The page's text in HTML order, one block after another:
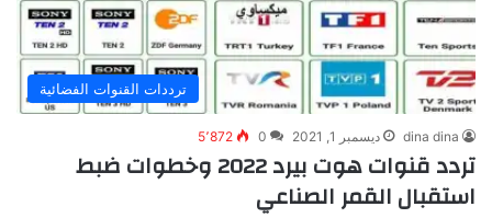
ترددات القنوات الفضائية
dina dina ديسمبر 1, 2021 0 5٬872
تردد قنوات هوت بيرد 2022 وخطوات ضبط
استقبال القمر الصناعي